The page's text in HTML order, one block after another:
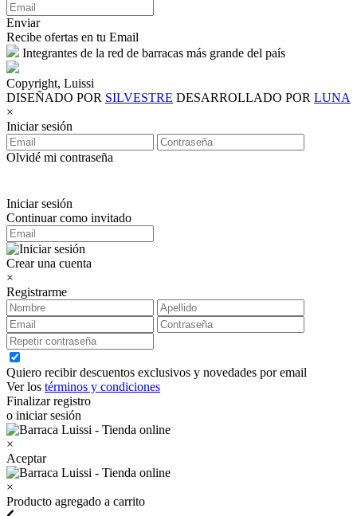
Enviar
Recibe ofertas en tu Email
Integrantes de la red de barracas más grande del país
Copyright, Luissi
DISEÑADO POR SILVESTRE DESARROLLADO POR LUNA
×
Iniciar sesión
Olvidé mi contraseña
Iniciar sesión
Continuar como invitado
Crear una cuenta
×
Registrarme
Quiero recibir descuentos exclusivos y novedades por email
Ver los términos y condiciones
Finalizar registro
o iniciar sesión
×
Aceptar
×
Producto agregado a carrito